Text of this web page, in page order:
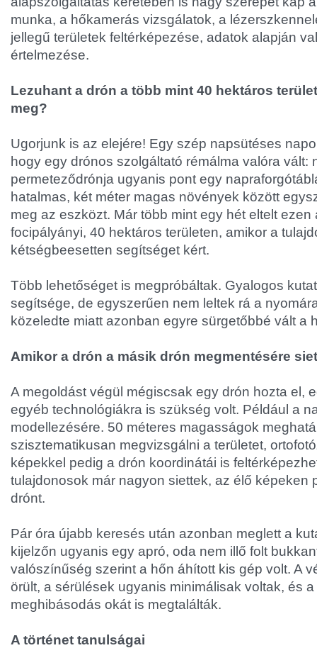
munka, a hőkamerás vizsgálatok, a
jellegű területek feltérképezése, adatok alapján
értelmezése.
Lezuhant a drón a több mint 40 hektáros
meg?
Ugorjunk is az elejére! Egy szép napsütéses
hogy egy drónos szolgáltató rémálma valóra vált:
permeteződrónja ugyanis pont egy
hatalmas, két méter magas növények között
meg az eszközt. Már több mint egy hét eltelt ezen
focipályányi, 40 hektáros területen, amikor a
kétségbeesetten segítséget kért.
Több lehetőséget is megpróbáltak. Gyalogos
segítsége, de egyszerűen nem leltek rá a
közeledte miatt azonban egyre sürgetőbbé vált a
Amikor a drón a másik drón megmentésére
A megoldást végül mégiscsak egy drón hozta el,
egyéb technológiákra is szükség volt. Például a
modellezésére. 50 méteres magasságok
szisztematikusan megvizsgálni a területet,
képekkel pedig a drón koordinátái is
tulajdonosok már nagyon siettek, az élő képeken
drónt.
Pár óra újabb keresés után azonban meglett a
kijelzőn ugyanis egy apró, oda nem illő folt
valószínűség szerint a hőn áhított kis gép volt. A
örült, a sérülések ugyanis minimálisak voltak, és
meghibásodás okát is megtalálták.
A történet tanulságai